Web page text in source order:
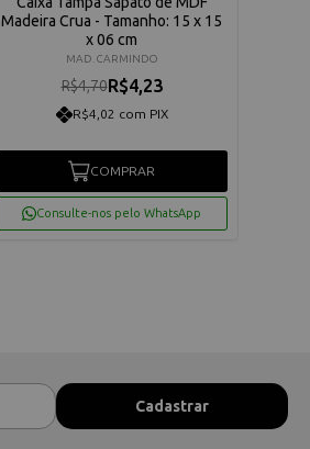
Madeira Crua - Tamanho: 15 x 15
x 06 cm
MAD. CARMINDO
R$4,70R$4,23
R$4,02 com PIX
COMPRAR
Consulte-nos pelo WhatsApp